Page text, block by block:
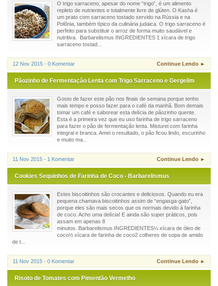
O trigo sarraceno, apesar do nome “trigo”, é um alimento
repleto de nutrientes e totalmente livre de glúten. O Kasha é
um prato com sarraceno tostado servido na Rússia e na
Polônia, também típico da culinária judaica. O trigo sarraceno é
perfeito para substituir o arroz de forma muito saudável e
nutritiva. Barbarelismus INGREDIENTES 1 xícara de trigo
sarraceno tostad...
12 Nov 2015 - 0 Komentar Continue Lendo ►
Pãozinho de Fermentação Lenta com Trigo Sarraceno e Gergelim
Gosto de fazer este pão nos finais de semana porque tenho
mais tempo e posso fazer para o café da manhã. Bom demais
tomar um café e saborear esta delícia de pãozinho quente.
Esta é a primeira vez que eu uso farinha de trigo sarraceno
para fazer o pão de fermentação lenta. Misturei com farinha
integral e branca. Amei o resultado, o pão ficou lindo, escurinho
e muito ma...
11 Nov 2015 - 1 Komentar Continue Lendo ►
Cookies Sequinhos de Farinha de Coco - Barbarelismus
Estes biscoitinhos são crocantes e deliciosos. Quando eu era
pequena chamava biscoitinhos assim de “engasga-gato”,
porque eles são mais secos que os normais devido à farinha
de coco. Acho uma delícia! E ainda são super práticos, pois
assam em apenas 8
minutos. Barbarelismus.INGREDIENTES¼ xícara de óleo de
coco½ xícara de farinha de coco2 colheres de sopa de amido
de t...
11 Nov 2015 - 0 Komentar Continue Lendo ►
Risoto de Tomates com Pimentão Vermelho